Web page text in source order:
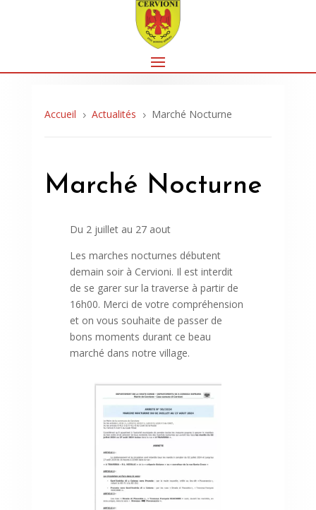
Accueil 5 Actualités 5 Marché Nocturne
Marché Nocturne
Du 2 juillet au 27 aout
Les marches nocturnes débutent
demain soir à Cervioni. Il est interdit
de se garer sur la traverse à partir de
16h00. Merci de votre compréhension
et on vous souhaite de passer de
bons moments durant ce beau
marché dans notre village.